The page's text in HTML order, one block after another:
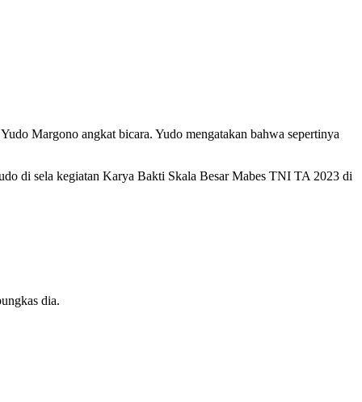
Margono angkat bicara. Yudo mengatakan bahwa sepertinya
di sela kegiatan Karya Bakti Skala Besar Mabes TNI TA 2023 di
dia.